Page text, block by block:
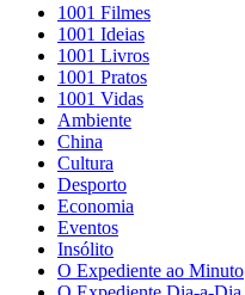
1001 Filmes
1001 Ideias
1001 Livros
1001 Pratos
1001 Vidas
Ambiente
China
Cultura
Desporto
Economia
Eventos
Insólito
O Expediente ao Minuto